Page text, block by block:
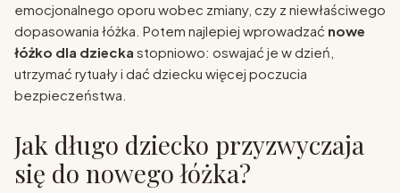
emocjonalnego oporu wobec zmiany, czy z niewłaściwego
dopasowania łóżka. Potem najlepiej wprowadzać nowe
łóżko dla dziecka stopniowo: oswajać je w dzień,
utrzymać rytuały i dać dziecku więcej poczucia
bezpieczeństwa.
Jak długo dziecko przyzwyczaja
się do nowego łóżka?